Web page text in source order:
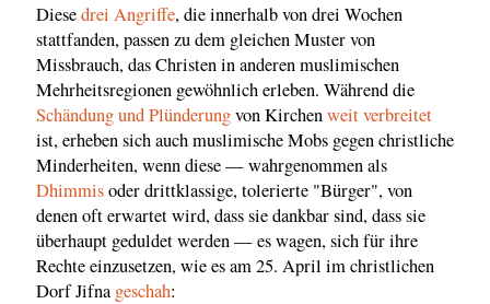
Diesedrei Angriffe, die innerhalb von drei Wochen
stattfanden, passen zu dem gleichen Muster von
Missbrauch, das Christen in anderen muslimischen
Mehrheitsregionen gewöhnlich erleben. Während die
Schändung und Plünderungvon Kirchenweit verbreitet
ist, erheben sich auch muslimische Mobs gegen christliche
Minderheiten, wenn diese — wahrgenommen als
Dhimmisoder drittklassige, tolerierte "Bürger", von
denen oft erwartet wird, dass sie dankbar sind, dass sie
überhaupt geduldet werden — es wagen, sich für ihre
Rechte einzusetzen, wie es am 25. April im christlichen
Dorf Jifna geschah: